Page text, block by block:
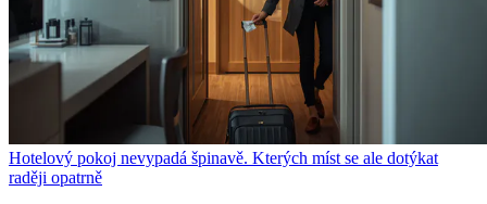
Hotelový pokoj nevypadá špinavě. Kterých míst se ale dotýkat
raději opatrně